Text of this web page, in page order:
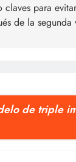
claves para
de la segunda
de triple